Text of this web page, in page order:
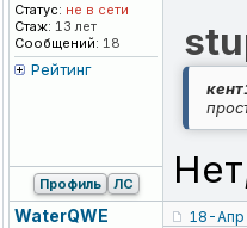
Статус: не в сети
Стаж: 13 лет
Сообщений: 18
Рейтинг
Профиль ЛС
WaterQWE 18-